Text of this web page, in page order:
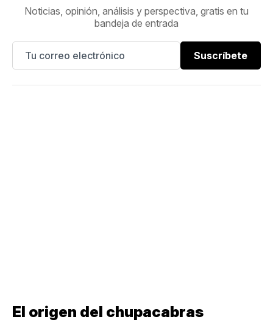
Noticias, opinión, análisis y perspectiva, gratis en tu
bandeja de entrada
Suscríbete
El origen del chupacabras